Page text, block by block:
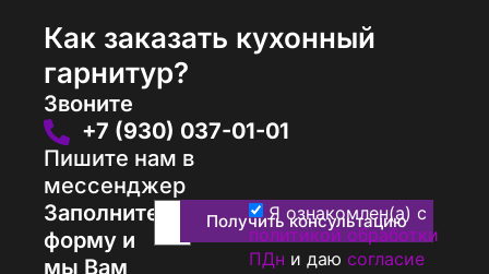
Как заказать кухонный
гарнитур?
Звоните
+7 (930) 037-01-01
Пишите нам в
мессенджер
Заполните
форму и
мы Вам
Получить консультацию
Я ознакомлен(а) с
политикой обработки
ПДн и даю согласие